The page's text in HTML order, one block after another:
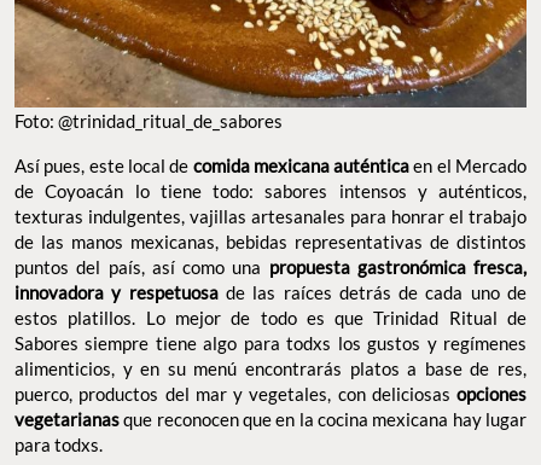
Foto: @trinidad_ritual_de_sabores
Así pues, este local de comida mexicana auténticaen el Mercado
de Coyoacán lo tiene todo: sabores intensos y auténticos,
texturas indulgentes, vajillas artesanales para honrar el trabajo
de las manos mexicanas, bebidas representativas de distintos
puntos del país, así como una propuesta gastronómica fresca,
innovadora y respetuosade las raíces detrás de cada uno de
estos platillos. Lo mejor de todo es que Trinidad Ritual de
Sabores siempre tiene algo para todxs los gustos y regímenes
alimenticios, y en su menú encontrarás platos a base de res,
puerco, productos del mar y vegetales, con deliciosas opciones
vegetarianasque reconocen que en la cocina mexicana hay lugar
para todxs.